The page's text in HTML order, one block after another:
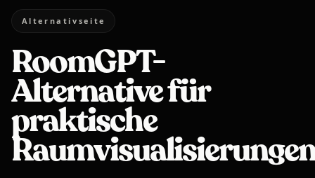
Sprache
Deutsch
Alternativseite
RoomGPT-
Alternative für
praktische